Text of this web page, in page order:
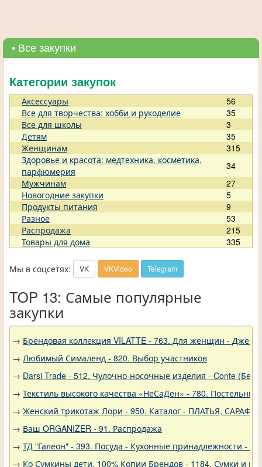
• Все закупки
Категории закупок
Аксессуары
56
Все для творчества: хобби и рукоделие
35
Все для школы
3
Детям
35
Женщинам
315
Здоровье и красота: медтехника, косметика,
парфюмерия
34
Мужчинам
27
Новогодние закупки
5
Продукты питания
9
Разное
53
Распродажа
215
Товары для дома
335
Мы в соцсетях: VK VKVideo Telegram
TOP 13: Самые популярные
закупки
→ Брендовая коллекция VILATTE - 763. Для женщин -
→ Любимый Сималенд - 820. Выбор участников
→ Darsi Trade - 512. Чулочно-носочные изделия - Conte
→ Текстиль высокого качества «НеСаДен» - 780.
→ Женский трикотаж Лори - 950. Каталог - ПЛАТЬЯ,
→ Ваш ORGANIZER - 91. Распродажа
→ ТД "Галеон" - 393. Посуда - Кухонные принадлежности -
→ Ко Сумкины дети. 100% Копии Брендов - 1184. Сумки и